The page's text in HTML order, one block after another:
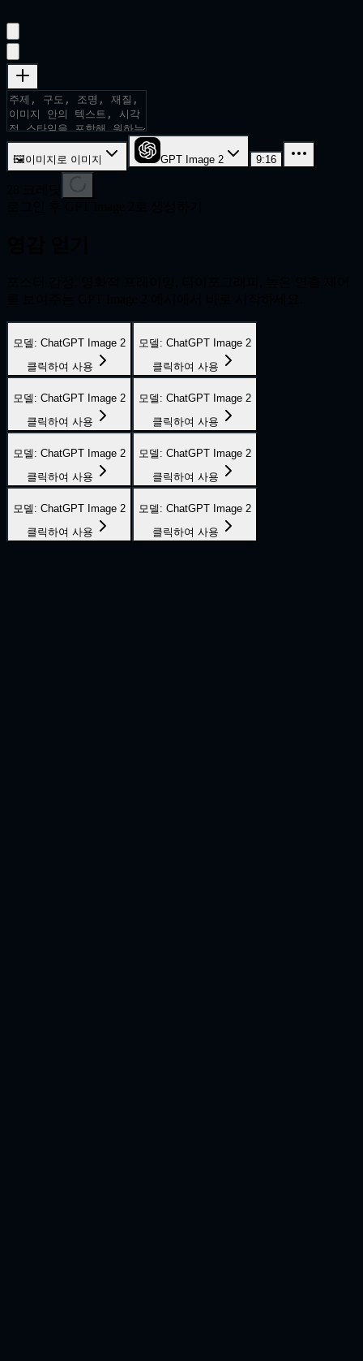
🖼이미지로 이미지 GPT Image 2 9:16
모델 : ChatGPT Image 2
클릭하여 사용
모델 : ChatGPT Image 2
클릭하여 사용
모델 : ChatGPT Image 2
클릭하여 사용
모델 : ChatGPT Image 2
클릭하여 사용
모델 : ChatGPT Image 2
클릭하여 사용
모델 : ChatGPT Image 2
클릭하여 사용
모델 : ChatGPT Image 2
클릭하여 사용
모델 : ChatGPT Image 2
클릭하여 사용